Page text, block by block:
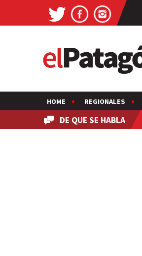
HOME REGIONALES
DE QUE SE HABLA